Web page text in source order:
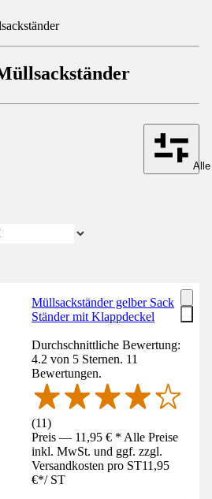
Müllsackständer gelber Sack
Ständer mit Klappdeckel
Durchschnittliche Bewertung:
4.2 von 5 Sternen. 11
Bewertungen.
(11)
Preis — 11,95 € * Alle Preise
inkl. MwSt. und ggf. zzgl.
Versandkosten pro ST11,95
€*/ ST